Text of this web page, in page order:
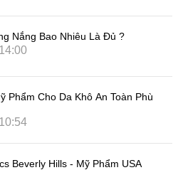
Nắng Bao Nhiêu Là Đủ ?
Phẩm Cho Da Khô An Toàn Phù
Beverly Hills - Mỹ Phẩm USA